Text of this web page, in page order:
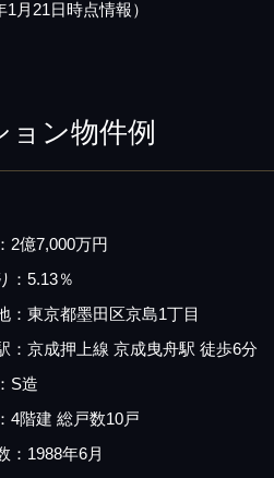
1月21日時点情報）
ン物件例
2億7,000万円
：5.13％
：東京都墨田区京島1丁目
：京成押上線 京成曳舟駅 徒歩6分
S造
4階建 総戸数10戸
：1988年6月